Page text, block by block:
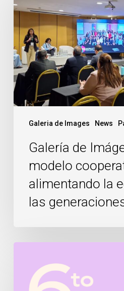
Galeria de Images News
Imágenes:
modelo
cooperativo:
alimentando
la
educación
y
futurasGalería de
modelo
alimentando la
las
Nacional